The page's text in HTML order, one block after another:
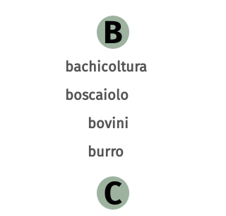
B
bachicoltura
boscaiolo
bovini
burro
C